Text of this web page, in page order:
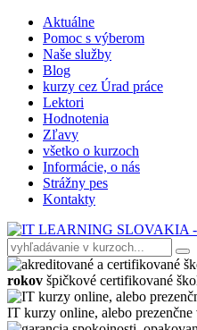
Aktuálne
Pomoc s výberom
Naše služby
Blog
kurzy cez Úrad práce
Lektori
Hodnotenia
Zľavy
všetko o kurzoch
Informácie, o nás
Strážny pes
Kontakty
rokov špičkové certifikované
IT kurzy online, alebo prezenčne